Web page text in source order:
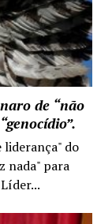
de “não
do
nada" para